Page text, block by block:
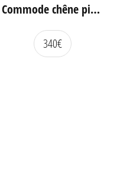
Commode chêne pieds compas vintage
340€